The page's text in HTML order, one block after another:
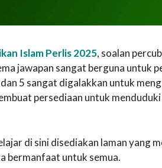
Islam Perlis 2025, soalan
jawapan sangat berguna untuk
5 sangat digalakkan untuk
persediaan untuk
di sini disediakan laman yang
bermanfaat untuk semua.